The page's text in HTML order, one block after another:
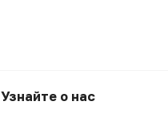
Узнайте о нас